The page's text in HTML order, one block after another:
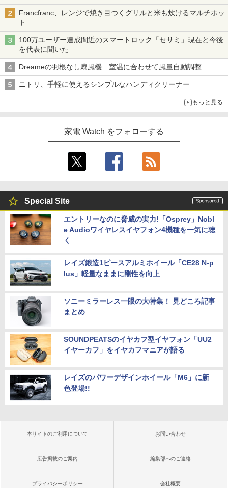
Francfranc、レンジで焼き目つくグリルと米も炊けるマルチポッ
ト
100万ユーザー達成間近のスマートロック「セサミ」現在と今後
を代表に聞いた
Dreameの羽根なし扇風機 室温に合わせて風量自動調整
ニトリ、手軽に使えるシンプルなハンディクリーナー
もっと見る
家電 Watch をフォローする
Special Site
エントリーなのに脅威の実力!「Osprey」Nobl
e Audioワイヤレスイヤフォン4機種を一気に聴
く
レイズ鍛造1ピースアルミホイール「CE28 N-p
lus」軽量なままに剛性を向上
ソニーミラーレス一眼の大特集！ 見どころ記事
まとめ
SOUNDPEATSのイヤカフ型イヤフォン「UU2
イヤーカフ」をイヤカフマニアが語る
レイズのパワーデザインホイール「M6」に新
色登場!!
本サイトのご利用について お問い合わせ
広告掲載のご案内 編集部へのご連絡
プライバシーポリシー 会社概要